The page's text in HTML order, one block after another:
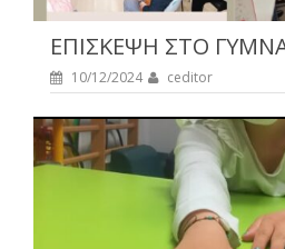
ΕΠΙΣΚΕΨΗ ΣΤΟ
10/12/2024 ceditor